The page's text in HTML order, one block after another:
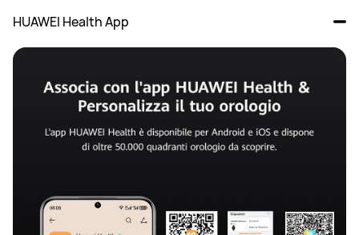
HUAWEI Health App